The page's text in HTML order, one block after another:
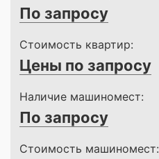
По запросу
Стоимость квартир:
Цены по запросу
Наличие машиномест:
По запросу
Стоимость машиномест: